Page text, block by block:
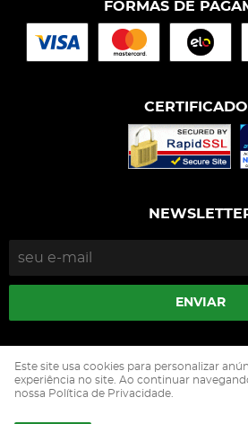
FORMAS DE
ENVIAR
CNPJ: 05.500.229/
Este site usa cookies para personalizar
experiência no site. Ao continuar
nossa Política de Privacidade.